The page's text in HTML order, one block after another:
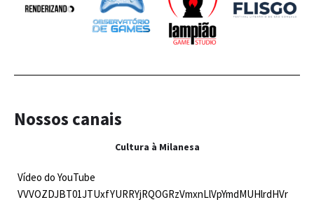
Nossos canais
Cultura à Milanesa
Vídeo do YouTube
VVVOZDJBT01JTUxfYURRYjRQOGRzVmxnLlVpYmdMUHlrdHVr